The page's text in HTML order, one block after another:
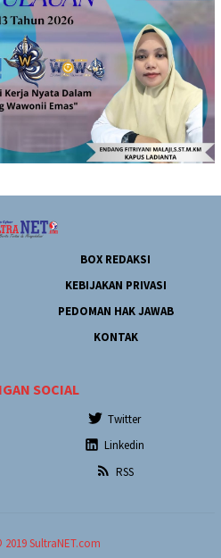
BOX REDAKSI
KEBIJAKAN PRIVASI
PEDOMAN HAK JAWAB
KONTAK
SOCIAL
Twitter
Linkedin
RSS
SultraNET.com